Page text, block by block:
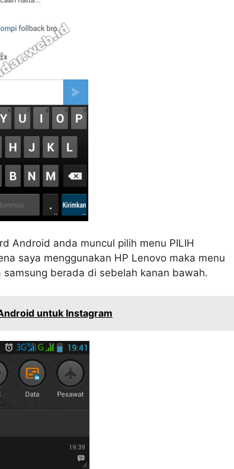
Android anda muncul pilih menu PILIH
saya menggunakan HP Lenovo maka menu
berada di sebelah kanan bawah.
untuk Instagram